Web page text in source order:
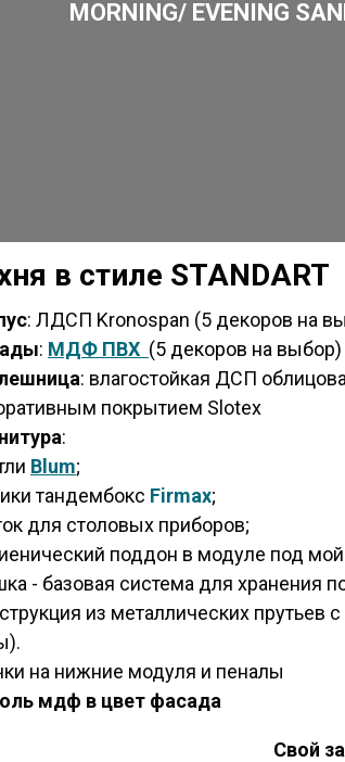
Свой
: ЛДСП Kronospan (5 декоров на
: МДФ ПВХ (5 декоров на выбор)
: влагостойкая ДСП
покрытием Slotex
:
Blum;
тандембокс Firmax;
для столовых приборов;
поддон в модуле под
- базовая система для хранения
из металлических прутьев
на нижние модуля и пеналы
мдф в цвет фасада
в стиле STANDART
MORNING/ EVENING